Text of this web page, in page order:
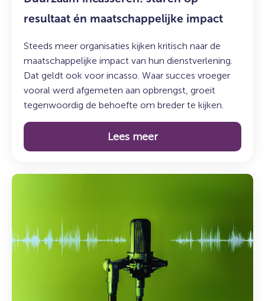
resultaat én maatschappelijke impact
Steeds meer organisaties kijken kritisch naar de
maatschappelijke impact van hun dienstverlening.
Dat geldt ook voor incasso. Waar succes vroeger
vooral werd afgemeten aan opbrengst, groeit
tegenwoordig de behoefte om breder te kijken.
Lees meer
Lees
Syncasso
Podcast